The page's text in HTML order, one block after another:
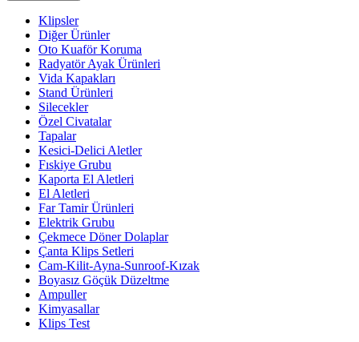
Klipsler
Diğer Ürünler
Oto Kuaför Koruma
Radyatör Ayak Ürünleri
Vida Kapakları
Stand Ürünleri
Silecekler
Özel Civatalar
Tapalar
Kesici-Delici Aletler
Fıskiye Grubu
Kaporta El Aletleri
El Aletleri
Far Tamir Ürünleri
Elektrik Grubu
Çekmece Döner Dolaplar
Çanta Klips Setleri
Cam-Kilit-Ayna-Sunroof-Kızak
Boyasız Göçük Düzeltme
Ampuller
Kimyasallar
Klips Test